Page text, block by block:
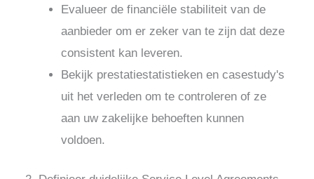
Evalueer de financiële stabiliteit van de
aanbieder om er zeker van te zijn dat deze
consistent kan leveren.
Bekijk prestatiestatistieken en casestudy's
uit het verleden om te controleren of ze
aan uw zakelijke behoeften kunnen
voldoen.